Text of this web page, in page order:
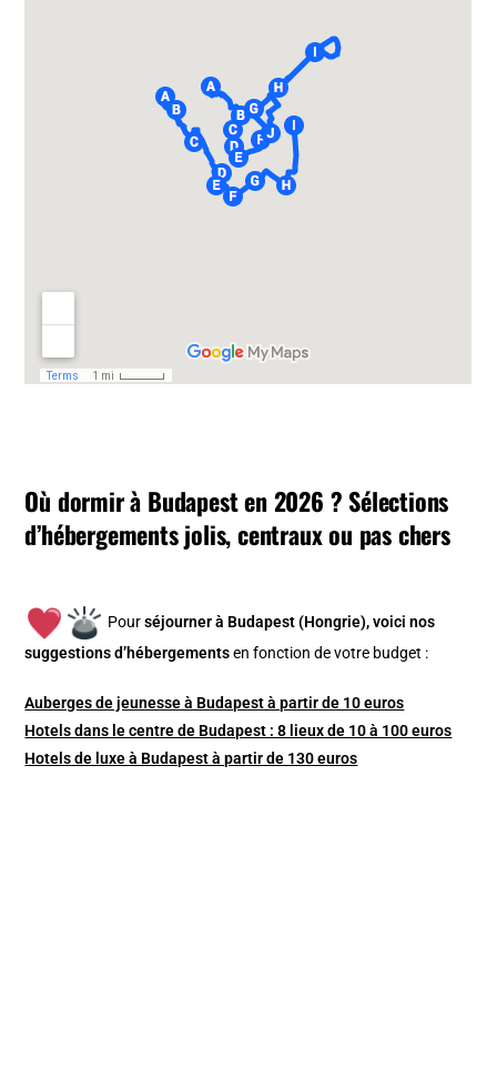
Où dormir à Budapest en 2026 ? Sélections
d’hébergements jolis, centraux ou pas chers
Pourséjourner à Budapest (Hongrie), voici nos
suggestions d’hébergements en fonction de votre budget :
Auberges de jeunesse à Budapest à partir de 10 euros
Hotels dans le centre de Budapest : 8 lieux de 10 à 100 euros
Hotels de luxe à Budapest à partir de 130 euros